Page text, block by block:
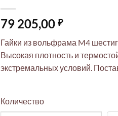
79 205,00 ₽
Гайки из вольфрама M4
Высокая плотность и
экстремальных условий.
Количество